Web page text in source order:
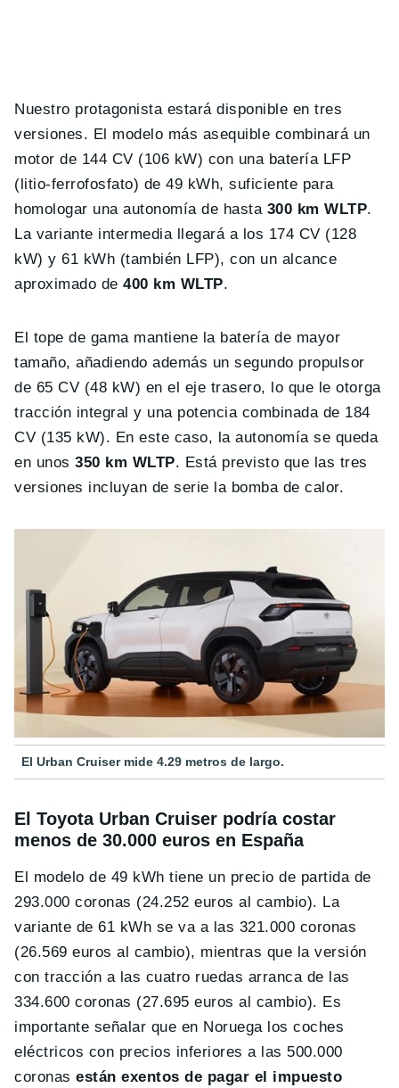
Nuestro protagonista estará disponible en tres
versiones. El modelo más asequible combinará un
motor de 144 CV (106 kW) con una batería LFP
(litio-ferrofosfato) de 49 kWh, suficiente para
homologar una autonomía de hasta 300 km WLTP.
La variante intermedia llegará a los 174 CV (128
kW) y 61 kWh (también LFP), con un alcance
aproximado de400 km WLTP.
El tope de gama mantiene la batería de mayor
tamaño, añadiendo además un segundo propulsor
de 65 CV (48 kW) en el eje trasero, lo que le otorga
tracción integral y una potencia combinada de 184
CV (135 kW). En este caso, la autonomía se queda
en unos350 km WLTP. Está previsto que las tres
versiones incluyan de serie la bomba de calor.
El Urban Cruiser mide 4.29 metros de largo.
El Toyota Urban Cruiser podría costar
menos de 30.000 euros en España
El modelo de 49 kWh tiene un precio de partida de
293.000 coronas (24.252 euros al cambio). La
variante de 61 kWh se va a las 321.000 coronas
(26.569 euros al cambio), mientras que la versión
con tracción a las cuatro ruedas arranca de las
334.600 coronas (27.695 euros al cambio). Es
importante señalar que en Noruega los coches
eléctricos con precios inferiores a las 500.000
coronas están exentos de pagar el impuesto